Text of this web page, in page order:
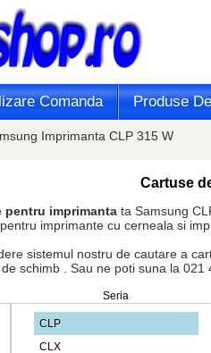
Comanda Produse
Imprimanta CLP 315 W
Cartuse
pentru imprimanta ta Samsung
imprimante cu cerneala si
nostru de cautare a
schimb . Sau ne poti suna la
Seria